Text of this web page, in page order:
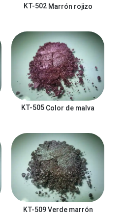
KT-502 Marrón rojizo
KT-505 Color de malva
KT-509Verde marrón